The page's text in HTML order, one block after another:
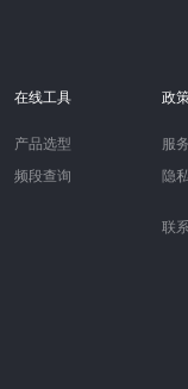
在线工具
产品选型
频段查询
政
服
隐
联